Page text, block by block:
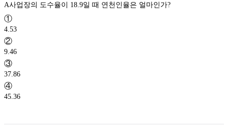
A사업장의 도수율이 18.9일 때 연천인율은 얼마인가?
①
4.53
②
9.46
③
37.86
④
45.36